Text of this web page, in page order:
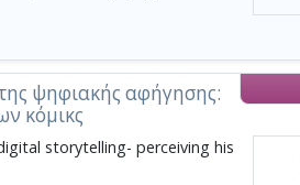
ψηφιακής αφήγησης:
κόμικς
storytelling- perceiving his